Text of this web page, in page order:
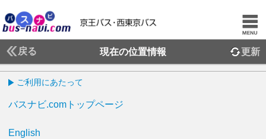
戻る 現在の位置情報 更新
ご利用にあたって
バスナビ.comトップページ
English